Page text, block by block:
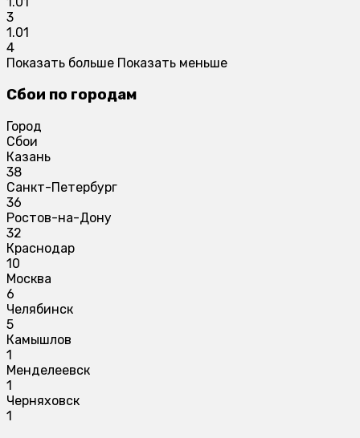
3
1.01
4
Показать больше Показать меньше
Сбои по городам
Город
Сбои
Казань
38
Санкт-Петербург
36
Ростов-на-Дону
32
Краснодар
10
Москва
6
Челябинск
5
Камышлов
1
Менделеевск
1
Черняховск
1